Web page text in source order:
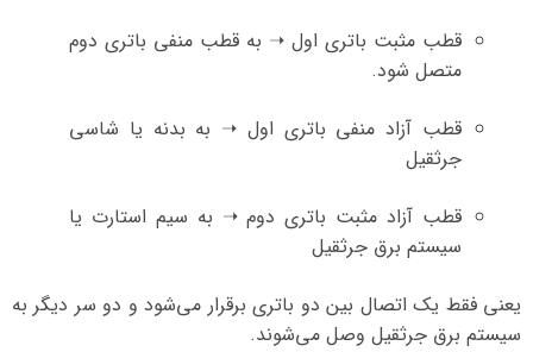
قطب مثبت باتری اول ➝ به قطب منفی باتری دوم
متصل شود.
قطب آزاد منفی باتری اول ➝ به بدنه یا شاسی
جرثقیل
قطب آزاد مثبت باتری دوم ➝ به سیم استارت یا
سیستم برق جرثقیل
یعنی فقط یک اتصال بین دو باتری برقرار می‌شود و دو سر دیگر به
سیستم برق جرثقیل وصل می‌شوند.